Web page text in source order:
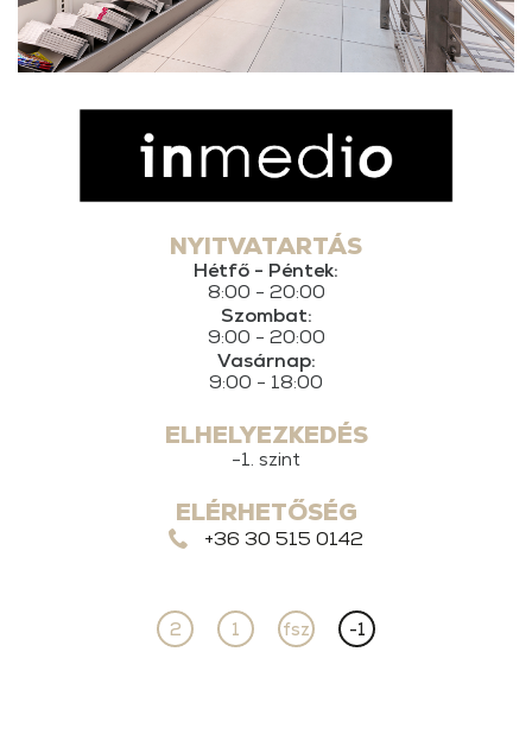
NYITVATARTÁS
Hétfő - Péntek:
8:00 - 20:00
Szombat:
9:00 - 20:00
Vasárnap:
9:00 - 18:00
ELHELYEZKEDÉS
-1. szint
ELÉRHETŐSÉG
+36 30 515 0142
2 1 fsz -1